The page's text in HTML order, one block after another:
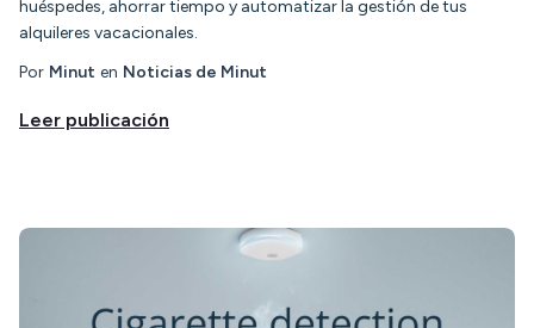
huéspedes, ahorrar tiempo y automatizar la gestión de tus
alquileres vacacionales.
Por Minut en Noticias de Minut
Leer publicación